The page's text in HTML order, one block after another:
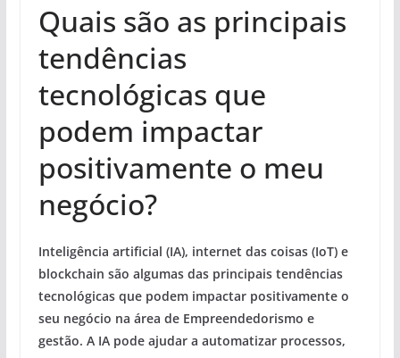
Quais são as principais
tendências
tecnológicas que
podem impactar
positivamente o meu
negócio?
Inteligência artificial (IA), internet das coisas (IoT) e
blockchain são algumas das principais tendências
tecnológicas que podem impactar positivamente o
seu negócio na área de Empreendedorismo e
gestão. A IA pode ajudar a automatizar processos,